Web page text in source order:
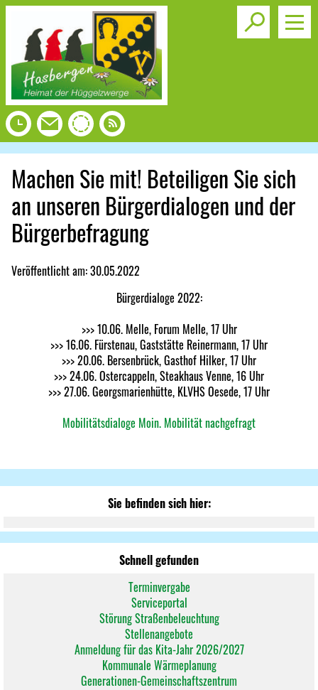
Toggle
Machen Sie mit! Beteiligen Sie sich
an unseren Bürgerdialogen und der
Bürgerbefragung
Veröffentlicht am:30.05.2022
Bürgerdialoge 2022:
>>> 10.06. Melle, Forum Melle, 17 Uhr
>>> 16.06. Fürstenau, Gaststätte Reinermann, 17 Uhr
>>> 20.06. Bersenbrück, Gasthof Hilker, 17 Uhr
>>> 24.06. Ostercappeln, Steakhaus Venne, 16 Uhr
>>> 27.06. Georgsmarienhütte, KLVHS Oesede, 17 Uhr
Mobilitätsdialoge Moin. Mobilität nachgefragt
Sie befinden sich hier:
Schnell gefunden
Terminvergabe
Serviceportal
Störung Straßenbeleuchtung
Stellenangebote
Anmeldung für das Kita-Jahr 2026/2027
Kommunale Wärmeplanung
Generationen-Gemeinschaftszentrum